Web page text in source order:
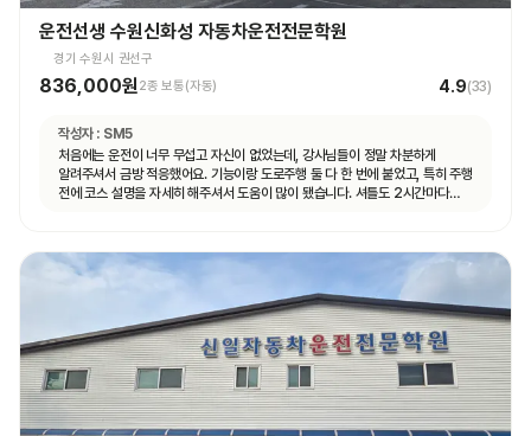
운전선생 수원신화성 자동차운전전문학원
경기 수원시 권선구
836,000원2종 보통(자동) 4.9(33)
작성자 : SM5
처음에는 운전이 너무 무섭고 자신이 없었는데, 강사님들이 정말 차분하게
알려주셔서 금방 적응했어요. 기능이랑 도로주행 둘 다 한 번에 붙었고, 특히 주행
전에 코스 설명을 자세히 해주셔서 도움이 많이 됐습니다. 셔틀도 2시간마다